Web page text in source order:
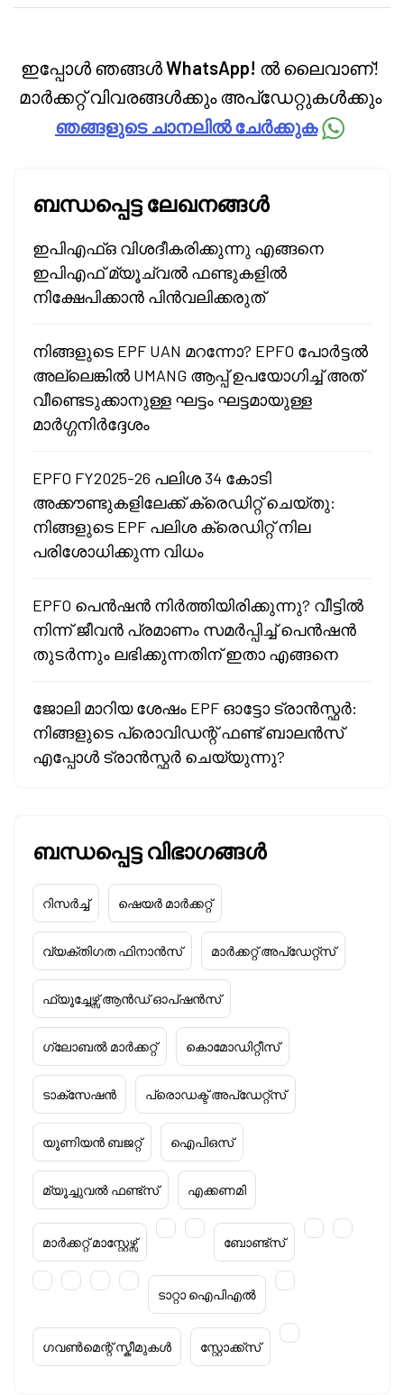
categories.
ഇപ്പോൾ ഞങ്ങൾWhatsApp! ൽ ലൈവാണ്!
മാർക്കറ്റ് വിവരങ്ങൾക്കും അപ്‌ഡേറ്റുകൾക്കും
ഞങ്ങളുടെ ചാനലിൽ ചേർക്കുക
ബന്ധപ്പെട്ട ലേഖനങ്ങൾ
ഇപിഎഫ്ഒ വിശദീകരിക്കുന്നു എങ്ങനെ
ഇപിഎഫ് മ്യൂച്വൽ ഫണ്ടുകളിൽ
നിക്ഷേപിക്കാൻ പിൻവലിക്കരുത്
നിങ്ങളുടെ EPF UAN മറന്നോ? EPFO പോർട്ടൽ
അല്ലെങ്കിൽ UMANG ആപ്പ് ഉപയോഗിച്ച് അത്
വീണ്ടെടുക്കാനുള്ള ഘട്ടം ഘട്ടമായുള്ള
മാർഗ്ഗനിർദ്ദേശം
EPFO FY2025-26 പലിശ 34 കോടി
അക്കൗണ്ടുകളിലേക്ക് ക്രെഡിറ്റ് ചെയ്തു:
നിങ്ങളുടെ EPF പലിശ ക്രെഡിറ്റ് നില
പരിശോധിക്കുന്ന വിധം
EPFO പെൻഷൻ നിർത്തിയിരിക്കുന്നു? വീട്ടിൽ
നിന്ന് ജീവൻ പ്രമാണം സമർപ്പിച്ച് പെൻഷൻ
തുടർന്നും ലഭിക്കുന്നതിന് ഇതാ എങ്ങനെ
ജോലി മാറിയ ശേഷം EPF ഓട്ടോ ട്രാൻസ്ഫർ:
നിങ്ങളുടെ പ്രൊവിഡന്റ് ഫണ്ട് ബാലൻസ്
എപ്പോൾ ട്രാൻസ്ഫർ ചെയ്യുന്നു?
ബന്ധപ്പെട്ട വിഭാഗങ്ങൾ
റിസർച്ച് ഷെയർ മാർക്കറ്റ്
വ്യക്തിഗത ഫിനാൻസ് മാർക്കറ്റ് അപ്‌ഡേറ്റ്സ്
ഫ്യൂച്ചേഴ്സ് ആൻഡ് ഓപ്ഷൻസ്
ഗ്ലോബൽ മാർക്കറ്റ് കൊമോഡിറ്റീസ്
ടാക്‌സേഷൻ പ്രൊഡക്ട് അപ്‌ഡേറ്റ്സ്
യൂണിയൻ ബജറ്റ് ഐപിഒസ്
മ്യൂച്ചുവൽ ഫണ്ട്സ് എക്കണമി
മാർക്കറ്റ് മാസ്റ്റേഴ്സ് ബോണ്ട്സ്
ടാറ്റാ ഐപിഎൽ
ഗവൺമെന്റ് സ്കീമുകൾ സ്റ്റോക്ക്‌സ്